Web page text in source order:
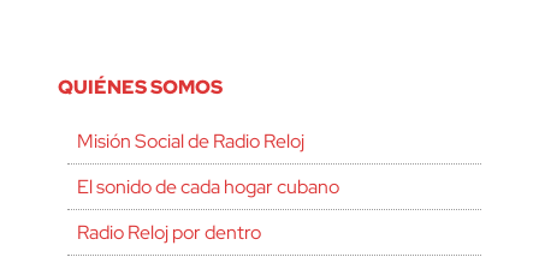
QUIÉNES SOMOS
Misión Social de Radio Reloj
El sonido de cada hogar cubano
Radio Reloj por dentro